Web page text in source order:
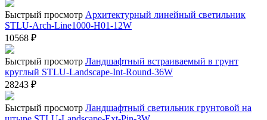
Быстрый просмотр Архитектурный линейный светильник
STLU-Arch-Line1000-H01-12W
10568 ₽
Быстрый просмотр Ландшафтный встраиваемый в грунт
круглый STLU-Landscape-Int-Round-36W
28243 ₽
Быстрый просмотр Ландшафтный светильник грунтовой на